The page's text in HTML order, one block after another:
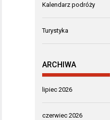
Kalendarz podróży
Turystyka
ARCHIWA
lipiec 2026
czerwiec 2026